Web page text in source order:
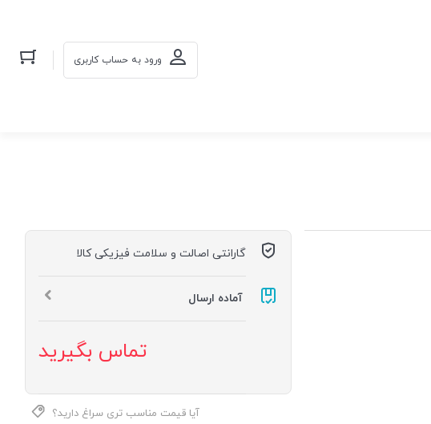
ورود به حساب کاربری
گارانتی اصالت و سلامت فیزیکی کالا
آماده ارسال
تماس بگیرید
آیا قیمت مناسب تری سراغ دارید؟